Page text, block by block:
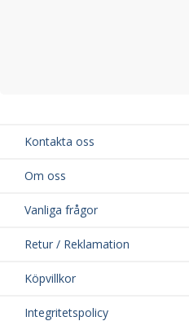
Kontakta oss
Om oss
Vanliga frågor
Retur / Reklamation
Köpvillkor
Integritetspolicy